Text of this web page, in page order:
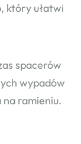
który ułatwi
spacerów
wypadów
ramieniu.